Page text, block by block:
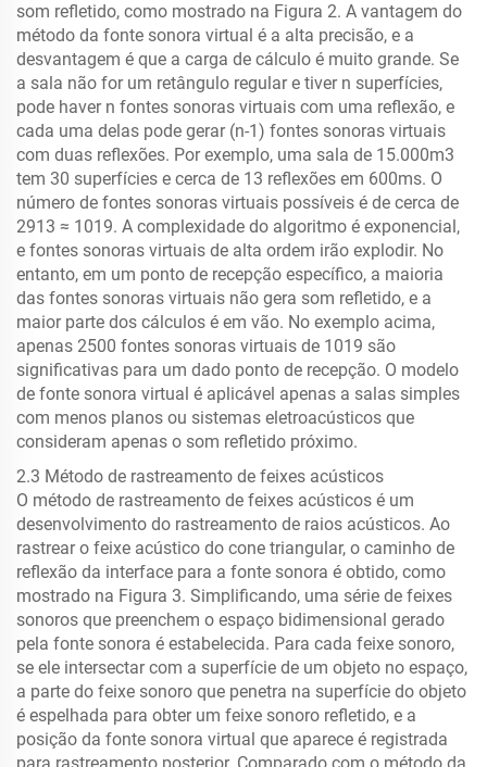
som refletido, como mostrado na Figura 2. A vantagem do
método da fonte sonora virtual é a alta precisão, e a
desvantagem é que a carga de cálculo é muito grande. Se
a sala não for um retângulo regular e tiver n superfícies,
pode haver n fontes sonoras virtuais com uma reflexão, e
cada uma delas pode gerar (n-1) fontes sonoras virtuais
com duas reflexões. Por exemplo, uma sala de 15.000m3
tem 30 superfícies e cerca de 13 reflexões em 600ms. O
número de fontes sonoras virtuais possíveis é de cerca de
2913 ≈ 1019. A complexidade do algoritmo é exponencial,
e fontes sonoras virtuais de alta ordem irão explodir. No
entanto, em um ponto de recepção específico, a maioria
das fontes sonoras virtuais não gera som refletido, e a
maior parte dos cálculos é em vão. No exemplo acima,
apenas 2500 fontes sonoras virtuais de 1019 são
significativas para um dado ponto de recepção. O modelo
de fonte sonora virtual é aplicável apenas a salas simples
com menos planos ou sistemas eletroacústicos que
consideram apenas o som refletido próximo.
2.3 Método de rastreamento de feixes acústicos
O método de rastreamento de feixes acústicos é um
desenvolvimento do rastreamento de raios acústicos. Ao
rastrear o feixe acústico do cone triangular, o caminho de
reflexão da interface para a fonte sonora é obtido, como
mostrado na Figura 3. Simplificando, uma série de feixes
sonoros que preenchem o espaço bidimensional gerado
pela fonte sonora é estabelecida. Para cada feixe sonoro,
se ele intersectar com a superfície de um objeto no espaço,
a parte do feixe sonoro que penetra na superfície do objeto
é espelhada para obter um feixe sonoro refletido, e a
posição da fonte sonora virtual que aparece é registrada